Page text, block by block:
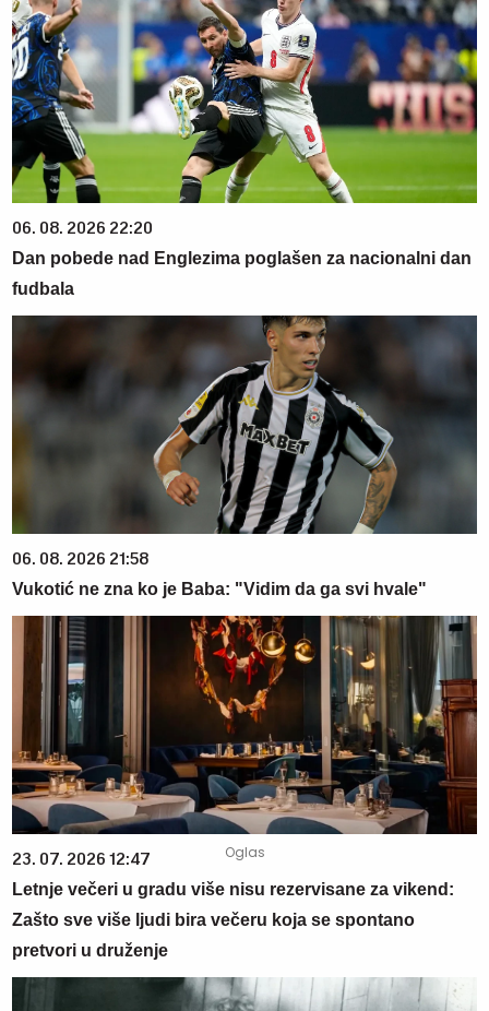
06. 08. 2026 22:20
Dan pobede nad Englezima poglašen za nacionalni dan
fudbala
06. 08. 2026 21:58
Vukotić ne zna ko je Baba: "Vidim da ga svi hvale"
23. 07. 2026 12:47
Letnje večeri u gradu više nisu rezervisane za vikend:
Zašto sve više ljudi bira večeru koja se spontano
pretvori u druženje